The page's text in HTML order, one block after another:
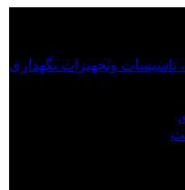
تاسیسات وتجهیزات نگهداری
تاسیسات وتجهیزات نگهداری